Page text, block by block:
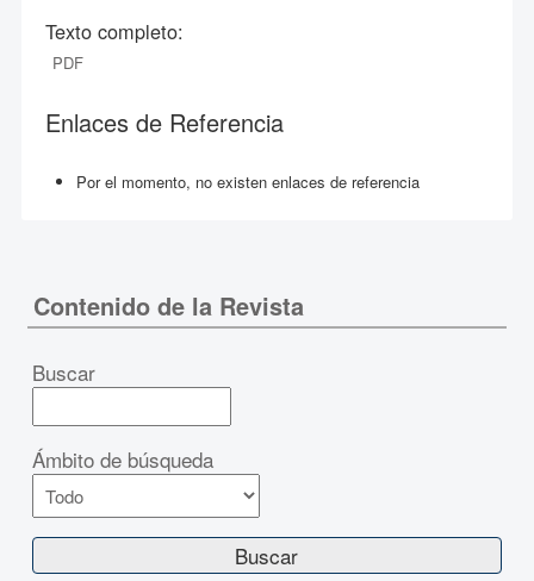
Texto completo:
PDF
Enlaces de Referencia
Por el momento, no existen enlaces de referencia
Contenido de la Revista
Buscar
Ámbito de búsqueda